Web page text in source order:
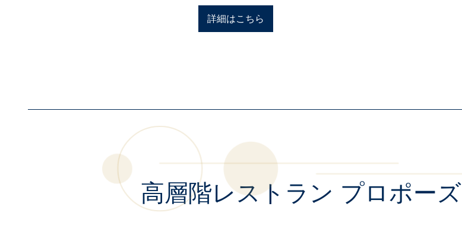
詳細はこちら
高層階レストラン プロポーズ